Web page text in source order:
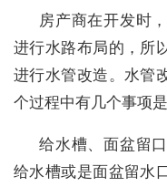
房产商在开发时
进行水路布局的，所
进行水管改造。水管
个过程中有几个事项
给水槽、面盆留
给水槽或是面盆留水